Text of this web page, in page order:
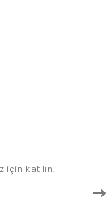
katılın.